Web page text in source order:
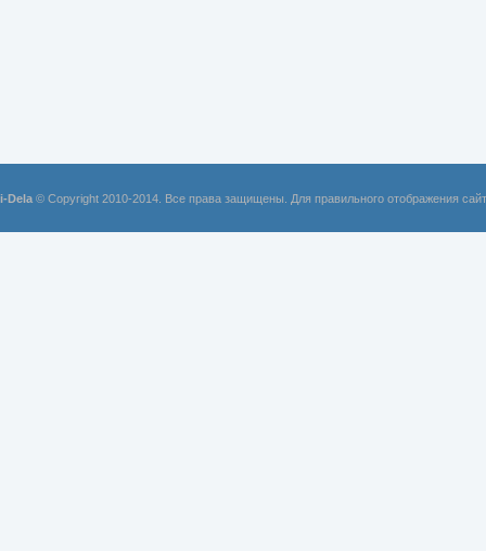
i-Dela © Copyright 2010-2014. Все права защищены. Для правильного отображения